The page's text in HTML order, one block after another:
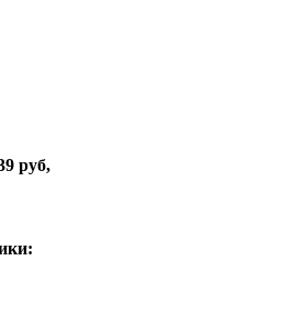
руб,